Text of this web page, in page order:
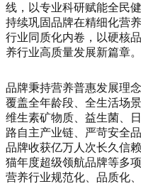
线，以专业科研赋能全民
持续巩固品牌在精细化营
行业同质化内卷，以硬核
养行业高质量发展新篇章。
品牌秉持营养普惠发展理
覆盖全年龄段、全生活场
维生素矿物质、益生菌、
路自主产业链、严苛安全
品牌收获亿万人次长久信
猫年度超级领航品牌等多
营养行业规范化、品质化